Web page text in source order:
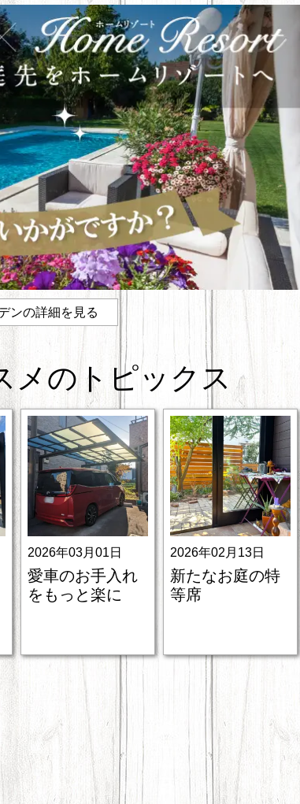
ンの詳細を見る
メのトピックス
2026年03月01日
愛車のお手入れ
をもっと楽に
2026年02月13日
新たなお庭の特
等席